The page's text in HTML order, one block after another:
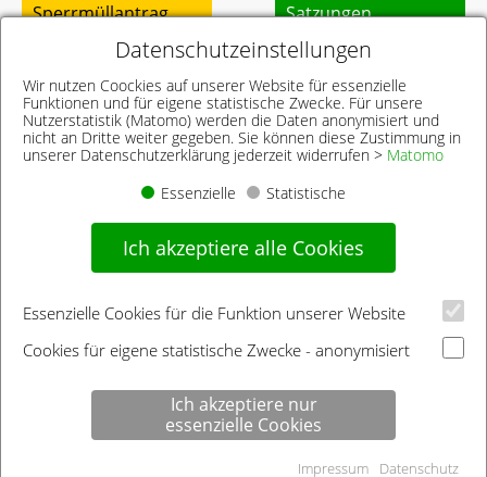
Sperrmüllantrag
Stellen Sie hier Ihren
Sperrmüllantrag online –
oder per Postkarte
>>
Satzungen
Damit alles seine Ordnung
hat: Verbandssatzung und
Gebührensatzung
>>
Kontakt Datenschutz
Inhaltsverzeichnis
Datenschutzeinstellungen
Wir nutzen Coockies auf unserer Website für essenzielle
Funktionen und für eigene statistische Zwecke. Für unsere
Nutzerstatistik (Matomo) werden die Daten anonymisiert und
nicht an Dritte weiter gegeben. Sie können diese Zustimmung in
unserer Datenschutzerklärung jederzeit widerrufen > Matomo
Essenzielle
Statistische
Ich akzeptiere alle Cookies
Essenzielle Cookies für die Funktion unserer Website
Cookies für eigene statistische Zwecke - anonymisiert
Ich akzeptiere nur
essenzielle Cookies
Impressum Datenschutz